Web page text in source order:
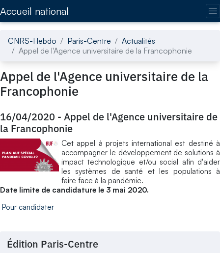
Accueil national
CNRS-Hebdo Paris-Centre
Actualités
Appel de l'Agence universitaire de la Francophonie
Appel de l'Agence universitaire de la
Francophonie
16/04/2020 - Appel de l'Agence universitaire de
la Francophonie
Cet appel à projets international est destiné à
accompagner le développement de solutions à
impact technologique et/ou social afin d'aider
les systèmes de santé et les populations à
faire face à la pandémie.
Date limite de candidature le 3 mai 2020.
Pour candidater
Édition Paris-Centre